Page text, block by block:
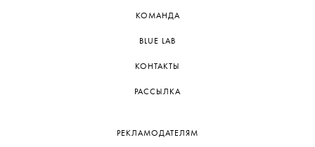
КОМАНДА
BLUE LAB
КОНТАКТЫ
РАССЫЛКА
РЕКЛАМОДАТЕЛЯМ